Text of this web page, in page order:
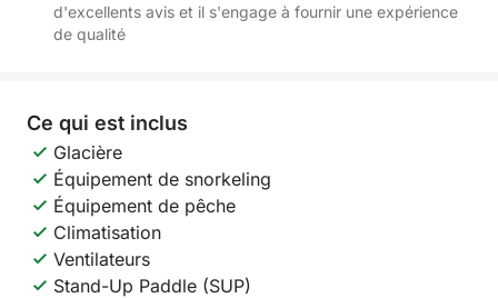
d'excellents avis et il s'engage à fournir une expérience
de qualité
Ce qui est inclus
Glacière
Équipement de snorkeling
Équipement de pêche
Climatisation
Ventilateurs
Stand-Up Paddle (SUP)